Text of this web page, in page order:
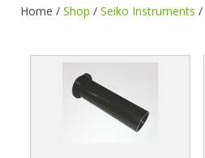
Home / Shop / Seiko Instruments /